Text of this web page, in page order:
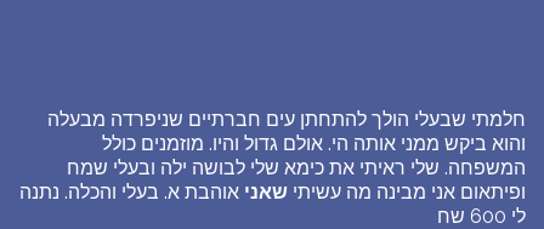
חלמתי שבעלי הולך להתחתן עים חברתיים שניפרדה מבעלה
והוא ביקש ממני אותה הי. אולם גדול והיו. מוזמנים כולל
המשפחה. שלי ראיתי את כימא שלי לבושה ילה ובעלי שמח
ופיתאום אני מבינה מה עשיתי שאני אוהבת א. בעלי והכלה. נתנה
לי 600 שח